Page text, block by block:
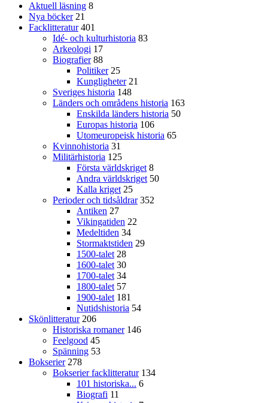
Aktuell läsning 8
Nya böcker 21
Facklitteratur 401
Idé- och kulturhistoria 83
Arkeologi 17
Biografier 88
Politiker 25
Kungligheter 21
Sveriges historia 148
Länders och områdens historia 163
Enskilda länders historia 50
Europas historia 106
Utomeuropeisk historia 65
Kvinnohistoria 31
Militärhistoria 125
Första världskriget 8
Andra världskriget 50
Kalla kriget 25
Perioder och tidsåldrar 352
Antiken 27
Vikingatiden 22
Medeltiden 34
Stormaktstiden 29
1500-talet 28
1600-talet 30
1700-talet 34
1800-talet 57
1900-talet 181
Nutidshistoria 54
Skönlitteratur 206
Historiska romaner 146
Feelgood 45
Spänning 53
Bokserier 278
Bokserier facklitteratur 134
101 historiska... 6
Biografi 11